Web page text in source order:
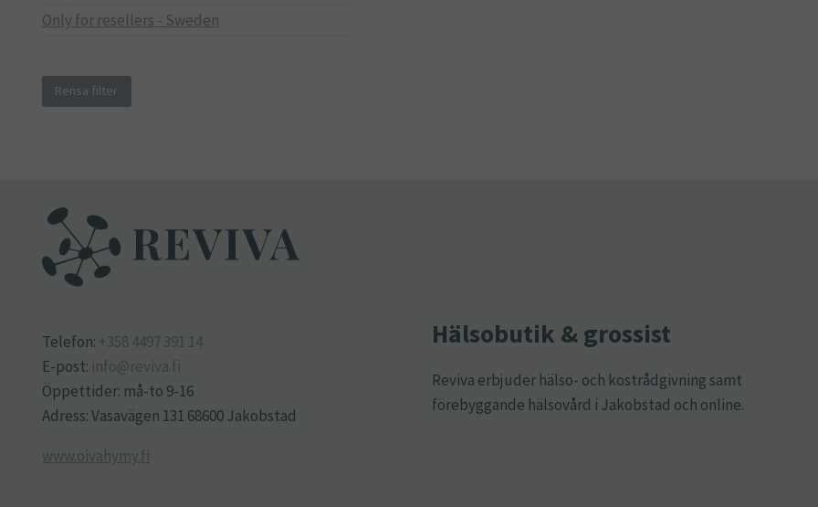
Only for resellers - Sweden
Rensa filter
Telefon: +358 4497 391 14
E-post: info@reviva.fi
Öppettider: må-to 9-16
Adress: Vasavägen 131 68600 Jakobstad
www.oivahymy.fi
Hälsobutik & grossist
Reviva erbjuder hälso- och kostrådgivning samt
förebyggande hälsovård i Jakobstad och online.